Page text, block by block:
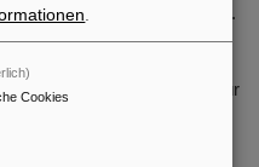
ständig in Bewegung sind.
Routine, andere
für
Hoffnungen und Chancen für
Cookies